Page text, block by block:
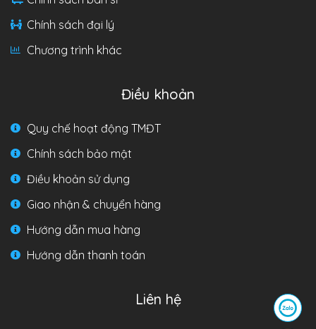
Chính sách đại lý
Chương trình khác
Điều khoản
Quy chế hoạt động TMĐT
Chính sách bảo mật
Điều khoản sử dụng
Giao nhận & chuyển hàng
Hướng dẫn mua hàng
Hướng dẫn thanh toán
Liên hệ